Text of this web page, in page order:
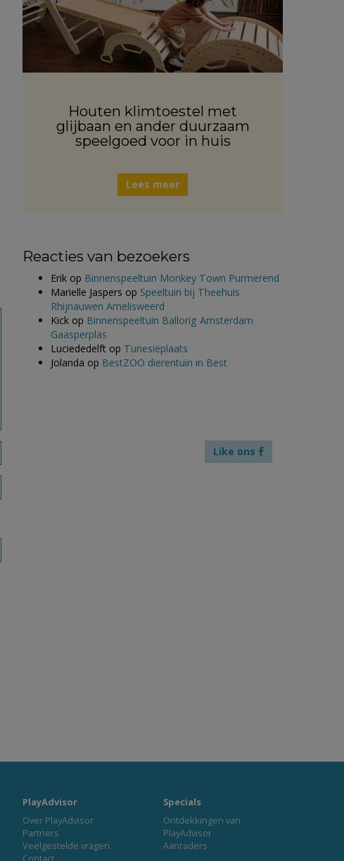
Houten klimtoestel met
glijbaan en ander duurzaam
speelgoed voor in huis
Lees meer
Reacties van bezoekers
Erik op Binnenspeeltuin Monkey Town Purmerend
Marielle Jaspers op Speeltuin bij Theehuis
Rhijnauwen Amelisweerd
Kick op Binnenspeeltuin Ballorig Amsterdam
Gaasperplas
Luciededelft op Tunesiëplaats
Jolanda op BestZOO dierentuin in Best
Like ons
PlayAdvisor
Over PlayAdvisor
Partners
Veelgestelde vragen
Contact
Specials
Ontdekkingen van
PlayAdvisor
Aanraders